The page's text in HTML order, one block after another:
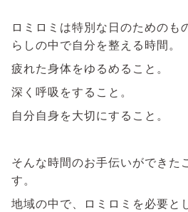
ロミロミは特別な日のためのも
らしの中で自分を整える時間。
疲れた身体をゆるめること。
深く呼吸をすること。
自分自身を大切にすること。
そんな時間のお手伝いができた
す。
地域の中で、ロミロミを必要と